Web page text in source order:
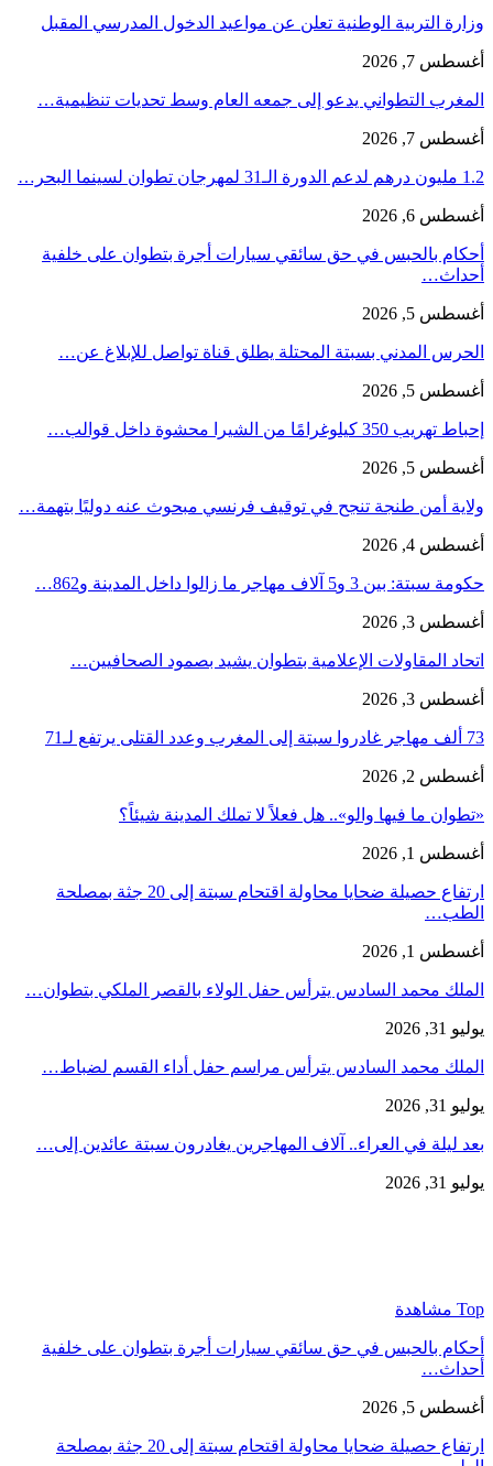
وزارة التربية الوطنية تعلن عن مواعيد الدخول المدرسي المقبل
أغسطس 7, 2026
المغرب التطواني يدعو إلى جمعه العام وسط تحديات تنظيمية…
أغسطس 7, 2026
1.2 مليون درهم لدعم الدورة الـ31 لمهرجان تطوان لسينما البحر…
أغسطس 6, 2026
أحكام بالحبس في حق سائقي سيارات أجرة بتطوان على خلفية
أحداث…
أغسطس 5, 2026
الحرس المدني بسبتة المحتلة يطلق قناة تواصل للإبلاغ عن…
أغسطس 5, 2026
إحباط تهريب 350 كيلوغرامًا من الشيرا محشوة داخل قوالب…
أغسطس 5, 2026
ولاية أمن طنجة تنجح في توقيف فرنسي مبحوث عنه دوليًا بتهمة…
أغسطس 4, 2026
حكومة سبتة: بين 3 و5 آلاف مهاجر ما زالوا داخل المدينة و862…
أغسطس 3, 2026
اتحاد المقاولات الإعلامية بتطوان يشيد بصمود الصحافيين…
أغسطس 3, 2026
73 ألف مهاجر غادروا سبتة إلى المغرب وعدد القتلى يرتفع لـ71
أغسطس 2, 2026
«تطوان ما فيها والو».. هل فعلاً لا تملك المدينة شيئاً؟
أغسطس 1, 2026
ارتفاع حصيلة ضحايا محاولة اقتحام سبتة إلى 20 جثة بمصلحة
الطب…
أغسطس 1, 2026
الملك محمد السادس يترأس حفل الولاء بالقصر الملكي بتطوان…
يوليو 31, 2026
الملك محمد السادس يترأس مراسم حفل أداء القسم لضباط…
يوليو 31, 2026
بعد ليلة في العراء.. آلاف المهاجرين يغادرون سبتة عائدين إلى…
يوليو 31, 2026
Top مشاهدة
أحكام بالحبس في حق سائقي سيارات أجرة بتطوان على خلفية
أحداث…
أغسطس 5, 2026
ارتفاع حصيلة ضحايا محاولة اقتحام سبتة إلى 20 جثة بمصلحة